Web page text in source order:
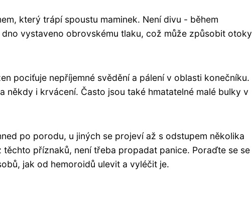
který trápí spoustu maminek. Není divu - během
vystaveno obrovskému tlaku, což může způsobit otoky
pociťuje nepříjemné svědění a pálení v oblasti konečníku.
někdy i krvácení. Často jsou také hmatatelné malé bulky v
po porodu, u jiných se projeví až s odstupem několika
příznaků, není třeba propadat panice. Poraďte se se
jak od hemoroidů ulevit a vyléčit je.